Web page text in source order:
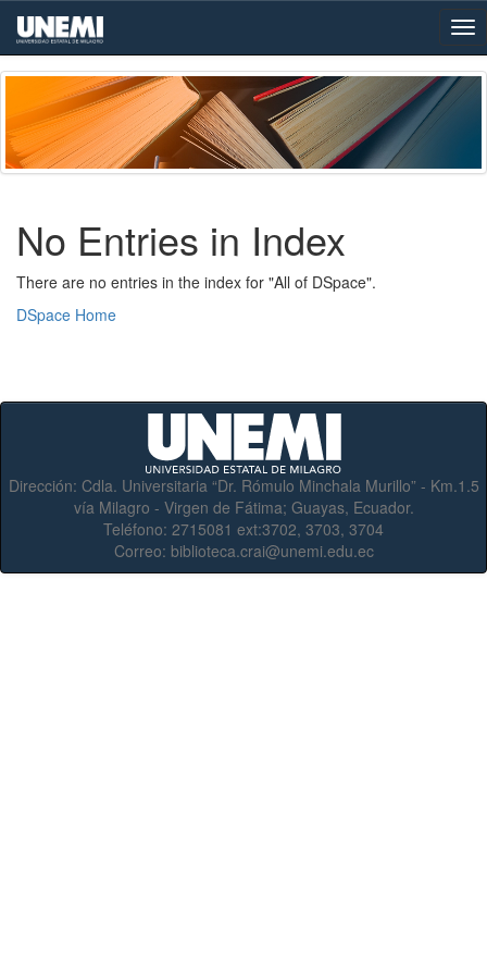
Skip
navigation
No Entries in Index
There are no entries in the index for "All of DSpace".
DSpace Home
Dirección: Cdla. Universitaria “Dr. Rómulo Minchala Murillo” - Km.1.5
vía Milagro - Virgen de Fátima; Guayas, Ecuador.
Teléfono: 2715081 ext:3702, 3703, 3704
Correo: biblioteca.crai@unemi.edu.ec